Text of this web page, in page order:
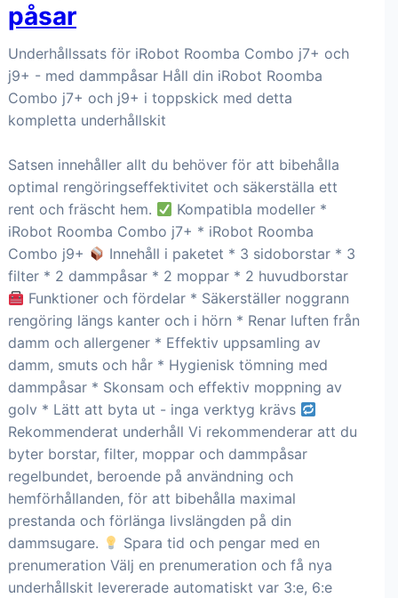
påsar
Underhållssats för iRobot Roomba Combo j7+ och
j9+ - med dammpåsar Håll din iRobot Roomba
Combo j7+ och j9+ i toppskick med detta
kompletta underhållskit
Satsen innehåller allt du behöver för att bibehålla
optimal rengöringseffektivitet och säkerställa ett
rent och fräscht hem.
Kompatibla modeller *
iRobot Roomba Combo j7+ * iRobot Roomba
Combo j9+
Innehåll i paketet * 3 sidoborstar * 3
filter * 2 dammpåsar * 2 moppar * 2 huvudborstar
Funktioner och fördelar * Säkerställer noggrann
rengöring längs kanter och i hörn * Renar luften från
damm och allergener * Effektiv uppsamling av
damm, smuts och hår * Hygienisk tömning med
dammpåsar * Skonsam och effektiv moppning av
golv * Lätt att byta ut - inga verktyg krävs
Rekommenderat underhåll Vi rekommenderar att du
byter borstar, filter, moppar och dammpåsar
regelbundet, beroende på användning och
hemförhållanden, för att bibehålla maximal
prestanda och förlänga livslängden på din
dammsugare.
Spara tid och pengar med en
prenumeration Välj en prenumeration och få nya
underhållskit levererade automatiskt var 3:e, 6:e